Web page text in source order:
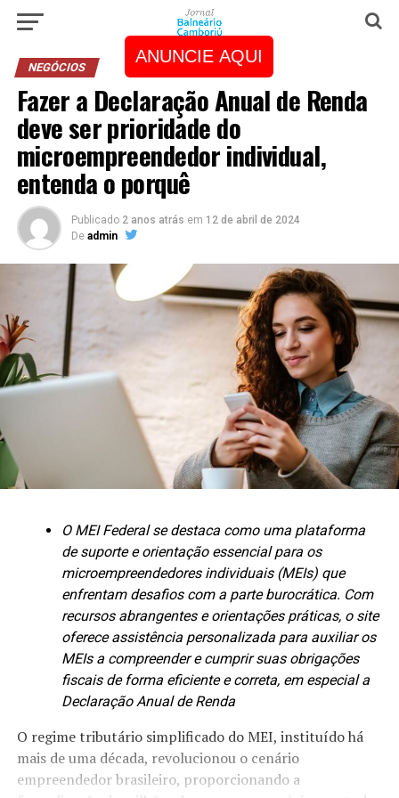
ANUNCIE AQUI
NEGÓCIOS
Fazer a Declaração Anual de Renda
deve ser prioridade do
microempreendedor individual,
entenda o porquê
Publicado 2 anos atrás em 12 de abril de 2024
De admin
O MEI Federal se destaca como uma plataforma
de suporte e orientação essencial para os
microempreendedores individuais (MEIs) que
enfrentam desafios com a parte burocrática. Com
recursos abrangentes e orientações práticas, o site
oferece assistência personalizada para auxiliar os
MEIs a compreender e cumprir suas obrigações
fiscais de forma eficiente e correta, em especial a
Declaração Anual de Renda
O regime tributário simplificado do MEI, instituído há
mais de uma década, revolucionou o cenário
empreendedor brasileiro, proporcionando a